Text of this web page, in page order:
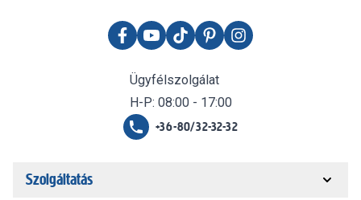
Ügyfélszolgálat
H-P: 08:00 - 17:00
+36-80/32-32-32
Szolgáltatás